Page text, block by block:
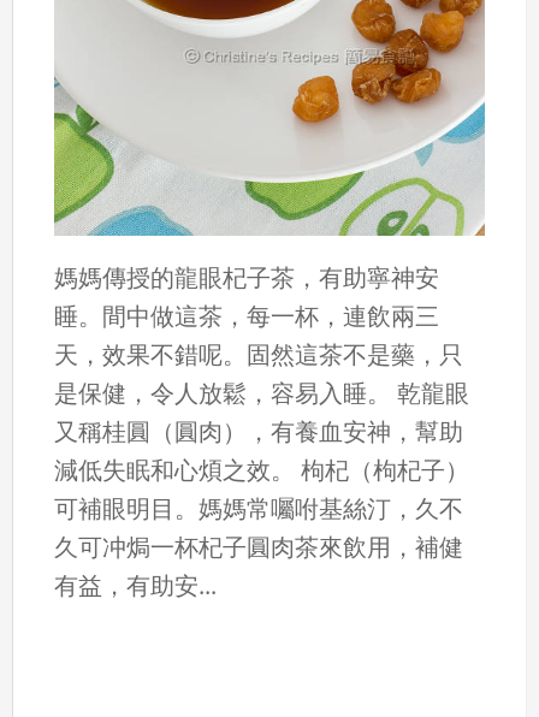
媽媽傳授的龍眼杞子茶，有助寧神安
睡。間中做這茶，每一杯，連飲兩三
天，效果不錯呢。固然這茶不是藥，只
是保健，令人放鬆，容易入睡。 乾龍眼
又稱桂圓（圓肉），有養血安神，幫助
減低失眠和心煩之效。 枸杞（枸杞子）
可補眼明目。媽媽常囑咐基絲汀，久不
久可冲焗一杯杞子圓肉茶來飲用，補健
有益，有助安...